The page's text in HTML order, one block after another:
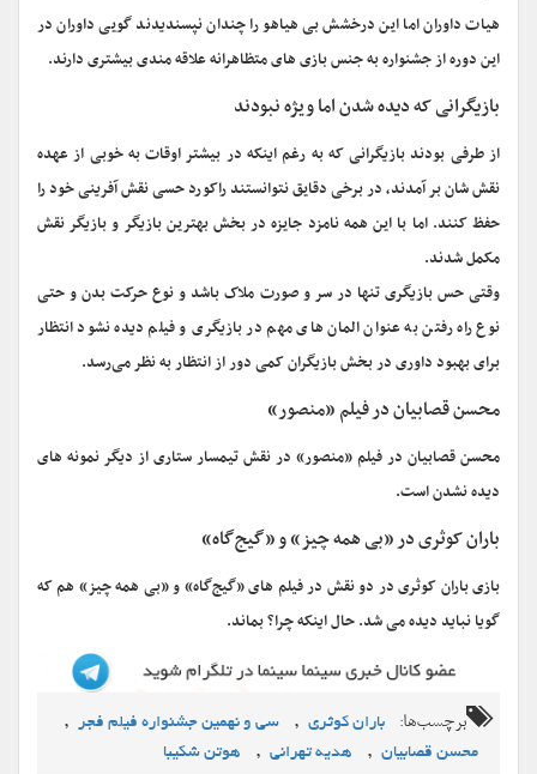
هیات داوران اما این درخشش بی هیاهو را چندان نپسندیدند گویی داوران در
این دوره از جشنواره به جنس بازی های متظاهرانه علاقه مندی بیشتری دارند.
بازیگرانی که دیده شدن اما ویژه نبودند
از طرفی بودند بازیگرانی که به رغم اینکه در بیشتر اوقات به خوبی از عهده
نقش شان بر آمدند، در برخی دقایق نتوانستند راکورد حسی نقش آفرینی خود را
حفظ کنند. اما با این همه نامزد جایزه در بخش بهترین بازیگر و بازیگر نقش
مکمل شدند.
وقتی حس بازیگری تنها در سر و صورت ملاک باشد و نوع حرکت بدن و حتی
نوع راه رفتن به عنوان المان های مهم در بازیگری و فیلم دیده نشود انتظار
برای بهبود داوری در بخش بازیگران کمی دور از انتظار به نظر می‌رسد.
محسن قصابیان در فیلم «منصور»
محسن قصابیان در فیلم «منصور» در نقش تیمسار ستاری از دیگر نمونه های
دیده نشدن است.
باران کوثری در «بی همه چیز» و «گیج‌گاه»
بازی باران کوثری در دو نقش در فیلم های «گیج‌گاه» و «بی همه چیز» هم که
گویا نباید دیده می شد. حال اینکه چرا؟ بماند.
برچسب‌ها: باران کوثری , سی و نهمین جشنواره فیلم فجر ,
محسن قصابیان , هدیه تهرانی , هوتن شکیبا